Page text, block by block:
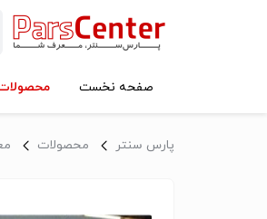
صفحه نخست
پارس سنتر محصولات